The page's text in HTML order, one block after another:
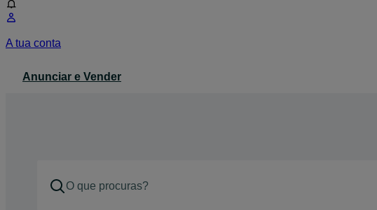
A tua conta
Anunciar e Vender